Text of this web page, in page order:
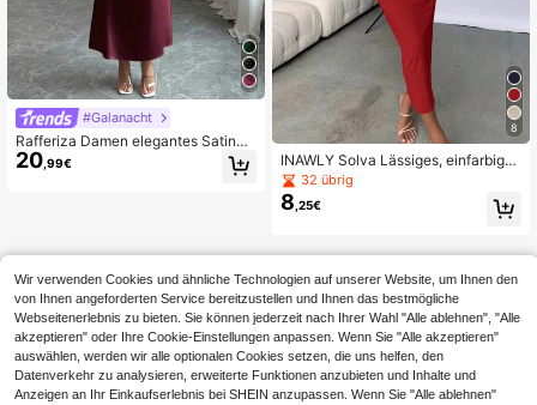
#Galanacht
Rafferiza Damen elegantes Satinkl
eid mit Rollkragen, Schleife und kur
zen Ärmeln für Date/Büro
20 ,99€
8
INAWLY Solva Lässiges, einfarbige
s, schmal geschnittenes, langes So
mmerkleid für Damen
32 übrig
8,25€
Wir verwenden Cookies und ähnliche Technologien auf unserer Website, um Ihnen den
von Ihnen angeforderten Service bereitzustellen und Ihnen das bestmögliche
Webseitenerlebnis zu bieten. Sie können jederzeit nach Ihrer Wahl "Alle ablehnen", "Alle
akzeptieren" oder Ihre Cookie-Einstellungen anpassen. Wenn Sie "Alle akzeptieren"
auswählen, werden wir alle optionalen Cookies setzen, die uns helfen, den
Datenverkehr zu analysieren, erweiterte Funktionen anzubieten und Inhalte und
Anzeigen an Ihr Einkaufserlebnis bei SHEIN anzupassen. Wenn Sie "Alle ablehnen"